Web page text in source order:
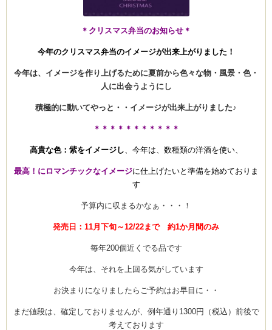
新百合ヶ丘の料理教
＊クリスマス弁当のお知らせ＊
今年のクリスマス弁当のイメージが出来上がりました！
今年は、イメージを作り上げるために夏前から色々な物・風景・色・
人に出会うようにし
積極的に動いてやっと・・イメージが出来上がりました♪
＊＊＊＊＊＊＊＊＊＊＊
高貴な色：紫をイメージし、今年は、数種類の洋酒を使い、
最高！にロマンチックなイメージに仕上げたいと準備を始めておりま
す
予算内に収まるかなぁ・・・！
発売日：11月下旬～12/22まで 約1か月間のみ
毎年200個近くでる品です
今年は、それを上回る気がしています
お決まりになりましたらご予約はお早目に・・
まだ値段は、確定しておりませんが、例年通り1300円（税込）前後で
考えております